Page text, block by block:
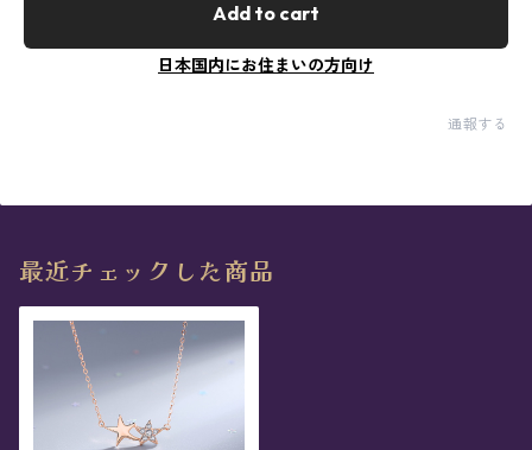
Add to cart
日本国内にお住まいの方向け
通報する
最近チェックした商品